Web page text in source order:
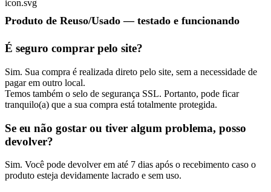
Produto de Reuso/Usado — testado e funcionando
É seguro comprar pelo site?
Sim. Sua compra é realizada direto pelo site, sem a necessidade de
pagar em outro local.
Temos também o selo de segurança SSL. Portanto, pode ficar
tranquilo(a) que a sua compra está totalmente protegida.
Se eu não gostar ou tiver algum problema, posso
devolver?
Sim. Você pode devolver em até 7 dias após o recebimento caso o
produto esteja devidamente lacrado e sem uso.